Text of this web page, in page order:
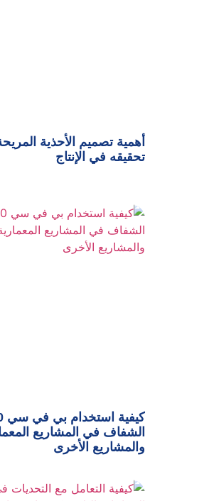
أهمية تصميم الأحذية
تحقيقه في الإنتاج
الشفاف في المشاريع
والمشاريع الأخرى